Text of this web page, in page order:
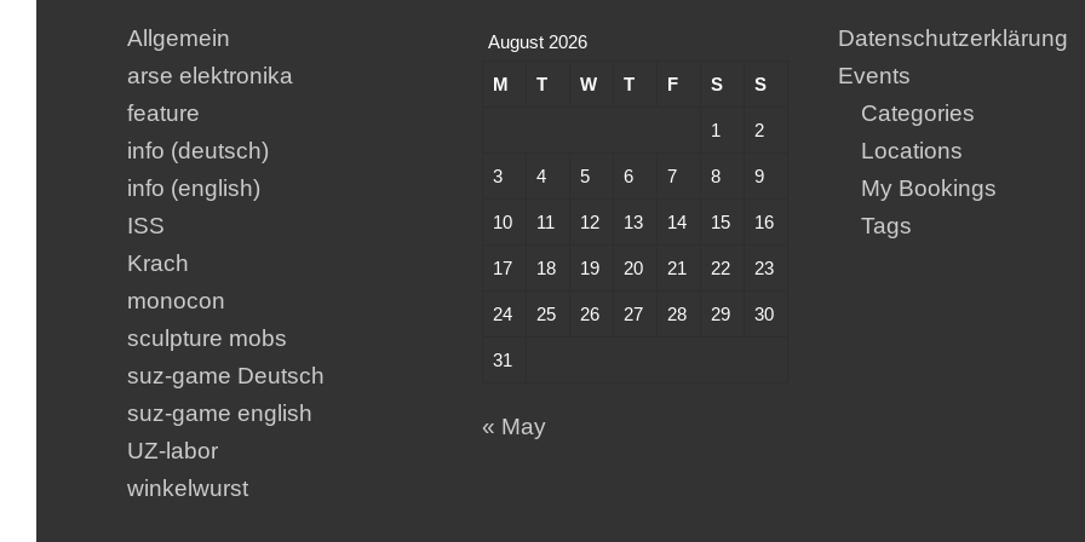
Allgemein
arse elektronika
feature
info (deutsch)
info (english)
ISS
Krach
monocon
sculpture mobs
suz-game Deutsch
suz-game english
UZ-labor
winkelwurst
August 2026
M T W T F S S
1 2
3 4 5 6 7 8 9
10 11 12 13 14 15 16
17 18 19 20 21 22 23
24 25 26 27 28 29 30
31
« May
Datenschutzerklärung
Events
Categories
Locations
My Bookings
Tags